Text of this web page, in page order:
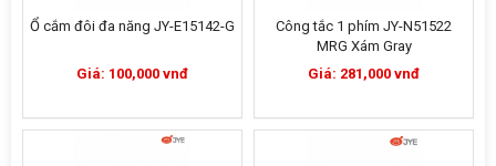
Ổ cắm đôi đa năng JY-E15142-G
Giá: 100,000 vnđ
Công tắc 1 phím JY-N51522
MRG Xám Gray
Giá: 281,000 vnđ